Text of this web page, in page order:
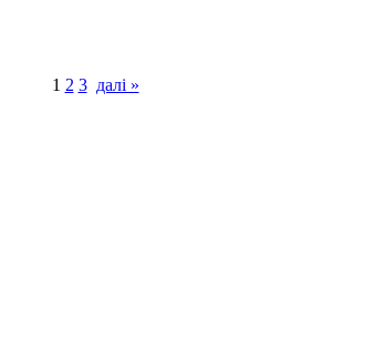
1 2 3 далі »